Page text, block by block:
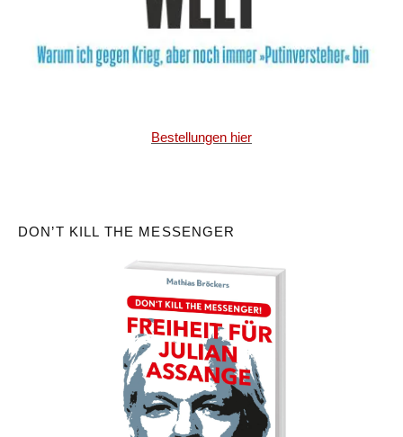
Bestellungen hier
DON’T KILL THE MESSENGER